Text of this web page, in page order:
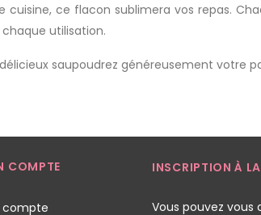
ce flacon sublimera vos repas.
utilisation.
saupoudrez généreusement votre
COMPTE
compte
INSCRIPTION À LA
Vous pouvez